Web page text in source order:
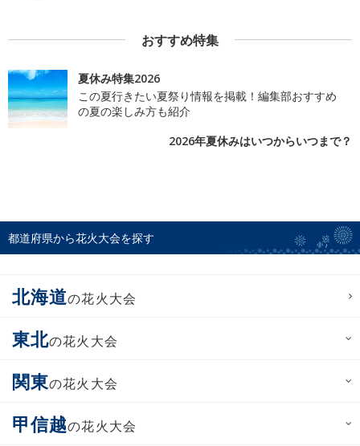
おすすめ特集
夏休み特集2026
この夏行きたい夏祭り情報を掲載！編集部おすすめ
の夏の楽しみ方も紹介
2026年夏休みはいつからいつまで？
都道府県から花火大会を探す
北海道の花火大会
東北の花火大会
関東の花火大会
甲信越の花火大会